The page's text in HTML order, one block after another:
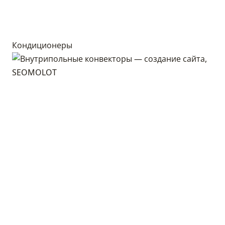
Кондиционеры